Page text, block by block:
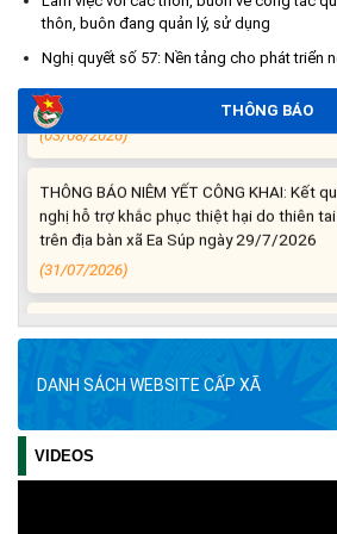
thôn, buôn đang quản lý, sử dụng
Nghị quyết số 57: Nền tảng cho phát triển
THÔNG BÁO
đo đạc, lập bản đồ địa chính, lập hồ sơ
cơ sở dữ liệu quốc gia về đất đai
(03/08/2026)
nghị hỗ trợ khắc phục thiệt hại do thiên
trên địa bàn xã Ea Súp ngày 29/7/2026
(31/07/2026)
(30/07/2026)
Thông tin về 17 khu đất đấu giá quyền sử
VIDEOS